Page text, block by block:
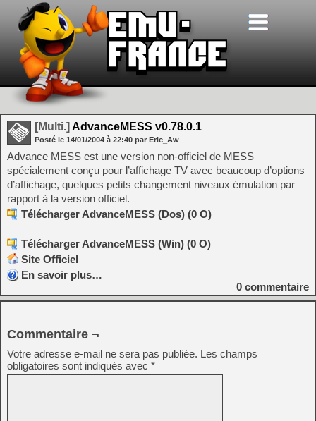
[Multi.] AdvanceMESS v0.78.0.1
Posté le 14/01/2004 à 22:40 par Eric_Aw
Advance MESS est une version non-officiel de MESS
spécialement conçu pour l’affichage TV avec beaucoup d’options
d’affichage, quelques petits changement niveaux émulation par
rapport à la version officiel.
Télécharger AdvanceMESS (Dos) (0 O)
Télécharger AdvanceMESS (Win) (0 O)
Site Officiel
En savoir plus…
0 commentaire
Commentaire ¬
Votre adresse e-mail ne sera pas publiée. Les champs
obligatoires sont indiqués avec *